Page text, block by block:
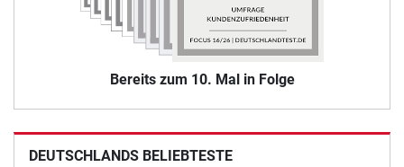
Bereits zum 10. Mal in Folge
DEUTSCHLANDS BELIEBTESTE